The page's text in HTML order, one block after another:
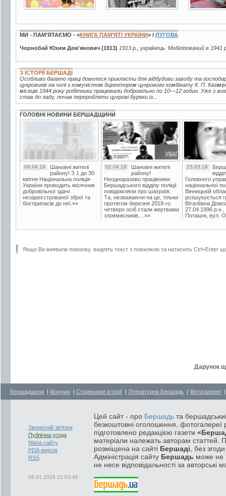
МИ - ПАМ’ЯТАЄМО - «КНИГА ПАМ’ЯТІ УКРАЇНИ» / ЛУГОВА
Чорнобай Юхим Дем'янович (1913) 1913 р., українець. Мобілізований в 1941
З ІСТОРІЇ БЕРШАДІ
Особливо багато праці довелося прикласти для відбудови заводу та
цукровиків на чолі з комуністом директором цукрового комбінату К. П.
місяців 1944 року робітники працювали добровільно по 10—12 годин. Уже з
став до ладу, почав переробляти цукрові буряки із...
ГОЛОВНІ НОВИНИ БЕРШАДЩИНИ
06.04.18
Шановні жителі
району! З 1 до 30
квітня Національна поліція
України проводить місячник
добровільної здачі
незареєстрованої зброї та
боєприпасів до неї.»»
02.04.18
Шановні жителі
району!
Неодноразово працівники
Бершадського відділу поліції
повідомляли про шахраїв.
Та, незважаючи на це, тільки
протягом березня 2018-го
четверо осіб стали жертвами
зловмисників....»»
25.03.18
Головного
національної
Вінницькій
розшукується
Віталіївна
27.04.1996 р.н.,
Поташні, вул.
Якщо Ви виявили помилку, виділіть текст з помилкою та натисніть Ctrl+Enter
Дарунок
Бершадщина | Форуми | Сторінками історії | Літературна Бершадь | Фотогалереї
Зворотній зв'язок
Публічна угода
Мапа сайту
PDA-версія
RSS
08.01.2026 21:03:45
Цей сайт - про Бершадь та
безкоштовні оголошення, фотогалереї
підготовлено редакцією газети
матеріали належать авторам статтей.
розміщена на сайті Бершаді , без
Адміністрація сайту Бершадь може не
не несе відповідальності за авторські